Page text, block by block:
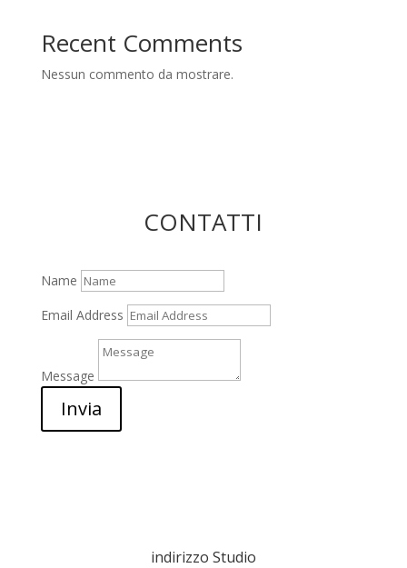
Recent Comments
Nessun commento da mostrare.
CONTATTI
Name
Email Address
Message
Invia
indirizzo Studio